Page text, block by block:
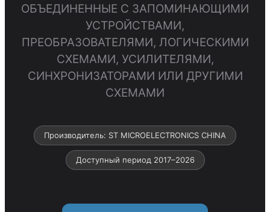
ОБЪЕДИНЕННЫЕ С ЗАПОМИНАЮЩИМИ
УСТРОЙСТВАМИ,
ПРЕОБРАЗОВАТЕЛЯМИ, ЛОГИЧЕСКИМИ
СХЕМАМИ, УСИЛИТЕЛЯМИ,
СИНХРОНИЗАТОРАМИ ИЛИ ДРУГИМИ
СХЕМАМИ
Производитель: ST MICROELECTRONICS CHINA
Доступный период 2017–2026